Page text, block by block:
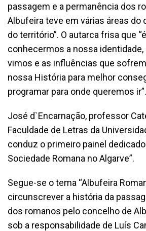
passagem e a permanência dos
Albufeira teve em várias áreas do
do território”. O autarca frisa que
conhecermos a nossa identidade,
vimos e as influências que
nossa História para melhor
programar para onde queremos ir”.
José d`Encarnação, professor
Faculdade de Letras da
conduz o primeiro painel dedicado
Sociedade Romana no Algarve”.
Segue-se o tema “Albufeira
circunscrever a história da
dos romanos pelo concelho de
sob a responsabilidade de Luís